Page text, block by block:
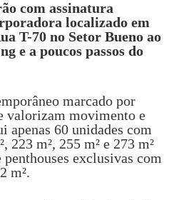
com assinatura
localizado em
T-70 no Setor Bueno ao
e a poucos passos do
marcado por
valorizam movimento e
apenas 60 unidades com
223 m², 255 m² e 273 m²
exclusivas com
m².